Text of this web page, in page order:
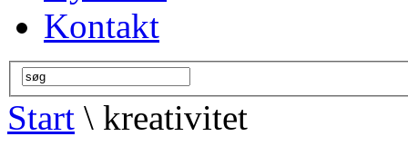
Kontakt
Start \ kreativitet